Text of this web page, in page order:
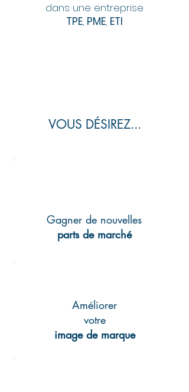
dans une entreprise
TPE, PME, ETI
VOUS DÉSIREZ...
Améliorer
votre
image de marque
Gagner de nouvelles
parts de marché